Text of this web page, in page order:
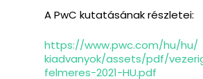
A PwC kutatásának részletei:
https://www.pwc.com/hu/hu/
kiadvanyok/assets/pdf/
felmeres-2021-HU.pdf